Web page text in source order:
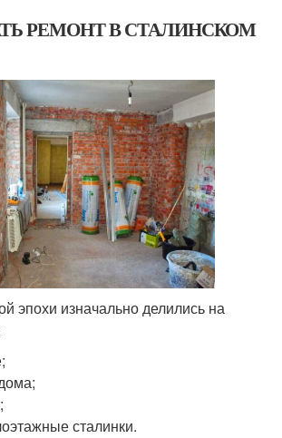
РЕМОНТ В СТАЛИНСКОМ
эпохи изначально делились на
сталинки.